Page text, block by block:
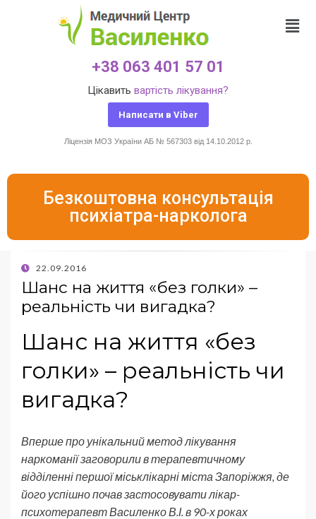
+38 063 401 57 01
Цікавить вартість лікування?
Написати в Viber
Ліцензія МОЗ України АБ № 567303 від 14.10.2012 р.
Безкоштовна консультація
психіатра-нарколога
22.09.2016
Шанс на життя «без голки» –
реальність чи вигадка?
Шанс на життя «без
голки» – реальність чи
вигадка?
Вперше про унікальний метод лікування
наркоманії заговорили в терапевтичному
відділенні першої міськлікарні міста Запоріжжя, де
його успішно почав застосовувати лікар-
психотерапевт Василенко В.І. в 90-х роках